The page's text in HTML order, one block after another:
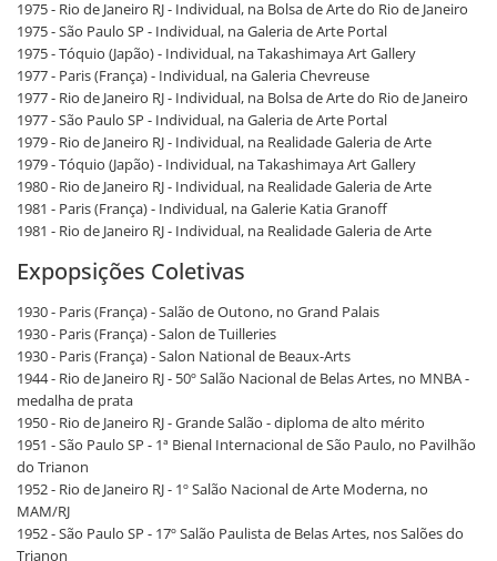
1975 - Rio de Janeiro RJ - Individual, na Bolsa de Arte do Rio de Janeiro
1975 - São Paulo SP - Individual, na Galeria de Arte Portal
1975 - Tóquio (Japão) - Individual, na Takashimaya Art Gallery
1977 - Paris (França) - Individual, na Galeria Chevreuse
1977 - Rio de Janeiro RJ - Individual, na Bolsa de Arte do Rio de Janeiro
1977 - São Paulo SP - Individual, na Galeria de Arte Portal
1979 - Rio de Janeiro RJ - Individual, na Realidade Galeria de Arte
1979 - Tóquio (Japão) - Individual, na Takashimaya Art Gallery
1980 - Rio de Janeiro RJ - Individual, na Realidade Galeria de Arte
1981 - Paris (França) - Individual, na Galerie Katia Granoff
1981 - Rio de Janeiro RJ - Individual, na Realidade Galeria de Arte
Expopsições Coletivas
1930 - Paris (França) - Salão de Outono, no Grand Palais
1930 - Paris (França) - Salon de Tuilleries
1930 - Paris (França) - Salon National de Beaux-Arts
1944 - Rio de Janeiro RJ - 50º Salão Nacional de Belas Artes, no MNBA -
medalha de prata
1950 - Rio de Janeiro RJ - Grande Salão - diploma de alto mérito
1951 - São Paulo SP - 1ª Bienal Internacional de São Paulo, no Pavilhão
do Trianon
1952 - Rio de Janeiro RJ - 1º Salão Nacional de Arte Moderna, no
MAM/RJ
1952 - São Paulo SP - 17º Salão Paulista de Belas Artes, nos Salões do
Trianon